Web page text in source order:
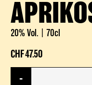
CHF47.50
20% Vol. 70cl
-
Menge